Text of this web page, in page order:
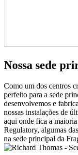
Nossa sede
Como um dos centros
perfeito para a sede
desenvolvemos e
nossas instalações de
aqui onde fica a
Regulatory, algumas
na sede principal da